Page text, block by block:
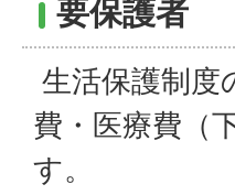
要保護者
生活保護制度
費・医療費（
す。